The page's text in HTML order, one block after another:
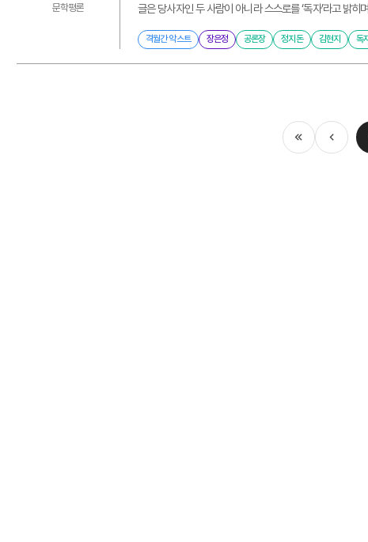
문학평론
글은 당사자인 두 사람이 아니라 스스로를 ‘독자’라고 밝히
격월간 악스트 장은정 공론장 정지돈 김현지 독
처음 이전